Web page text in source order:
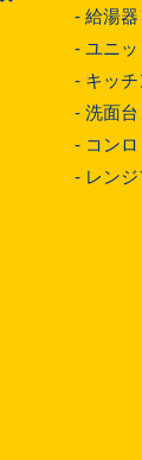
-給湯器
-ユニッ
- キッチ
-洗面台
- コンロ
- レン